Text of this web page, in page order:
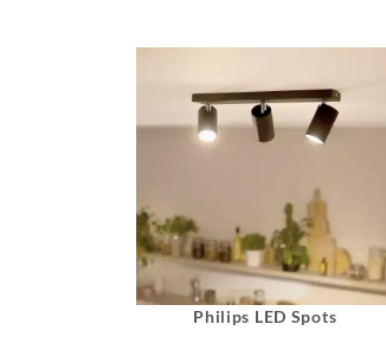
Philips LED Spots